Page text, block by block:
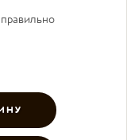
правильно